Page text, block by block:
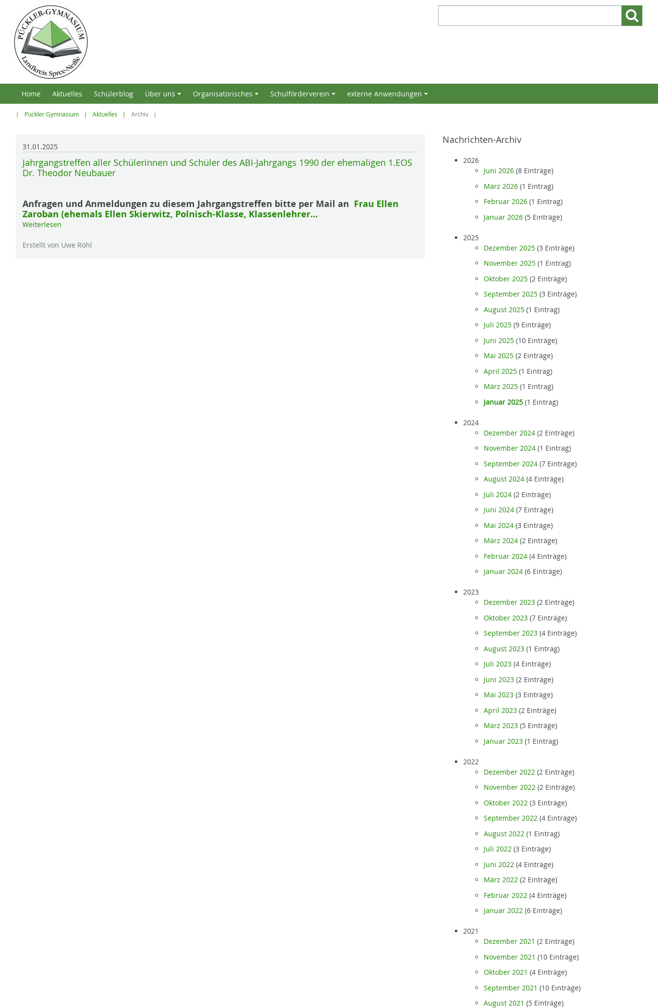
Suchen:
Home Aktuelles
Schülerblog
+
Über uns
+
Organisatorisches
+
Schulförderverein
+
externe Anwendungen
Pückler Gymnasium Aktuelles Archiv
31.01.2025
Jahrgangstreffen aller Schülerinnen und Schüler des ABI-Jahrgangs 1990 der ehemaligen 1.EOS
Dr. Theodor Neubauer
Anfragen und Anmeldungen zu diesem Jahrgangstreffen bitte per Mail an Frau Ellen
Zaroban (ehemals Ellen Skierwitz, Polnisch-Klasse, Klassenlehrer…
Weiterlesen
Erstellt von Uwe Röhl
Nachrichten-Archiv
2026
Juni 2026 (8 Einträge)
März 2026 (1 Eintrag)
Februar 2026 (1 Eintrag)
Januar 2026 (5 Einträge)
2025
Dezember 2025 (3 Einträge)
November 2025 (1 Eintrag)
Oktober 2025 (2 Einträge)
September 2025 (3 Einträge)
August 2025 (1 Eintrag)
Juli 2025 (9 Einträge)
Juni 2025 (10 Einträge)
Mai 2025 (2 Einträge)
April 2025 (1 Eintrag)
März 2025 (1 Eintrag)
Januar 2025 (1 Eintrag)
2024
Dezember 2024 (2 Einträge)
November 2024 (1 Eintrag)
September 2024 (7 Einträge)
August 2024 (4 Einträge)
Juli 2024 (2 Einträge)
Juni 2024 (7 Einträge)
Mai 2024 (3 Einträge)
März 2024 (2 Einträge)
Februar 2024 (4 Einträge)
Januar 2024 (6 Einträge)
2023
Dezember 2023 (2 Einträge)
Oktober 2023 (7 Einträge)
September 2023 (4 Einträge)
August 2023 (1 Eintrag)
Juli 2023 (4 Einträge)
Juni 2023 (2 Einträge)
Mai 2023 (3 Einträge)
April 2023 (2 Einträge)
März 2023 (5 Einträge)
Januar 2023 (1 Eintrag)
2022
Dezember 2022 (2 Einträge)
November 2022 (2 Einträge)
Oktober 2022 (3 Einträge)
September 2022 (4 Einträge)
August 2022 (1 Eintrag)
Juli 2022 (3 Einträge)
Juni 2022 (4 Einträge)
März 2022 (2 Einträge)
Februar 2022 (4 Einträge)
Januar 2022 (6 Einträge)
2021
Dezember 2021 (2 Einträge)
November 2021 (10 Einträge)
Oktober 2021 (4 Einträge)
September 2021 (10 Einträge)
August 2021 (5 Einträge)